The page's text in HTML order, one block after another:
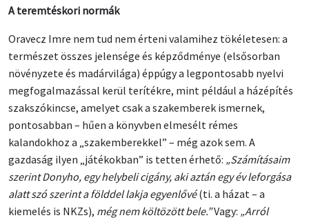
A teremtéskori normák
Oravecz Imre nem tud nem érteni valamihez tökéletesen: a
természet összes jelensége és képződménye (elsősorban
növényzete és madárvilága) éppúgy a legpontosabb nyelvi
megfogalmazással kerül terítékre, mint például a házépítés
szakszókincse, amelyet csak a szakemberek ismernek,
pontosabban – hűen a könyvben elmesélt rémes
kalandokhoz a „szakemberekkel” – még azok sem. A
gazdaság ilyen „játékokban” is tetten érhető: „Számításaim
szerint Donyho, egy helybeli cigány, aki aztán egy év leforgása
alatt szó szerint a földdel lakja egyenlővé(ti. a házat – a
kiemelés is NKZs), még nem költözött bele.”Vagy: „Arról